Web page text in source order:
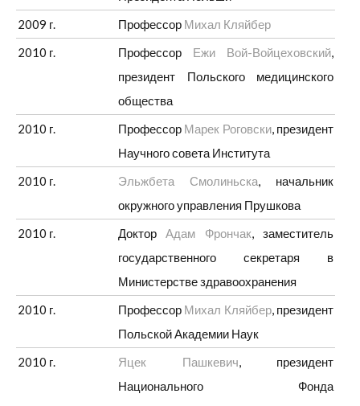
2009 г.
Профессор Михал Кляйбер
2010 г.
Профессор Ежи Вой-Войцеховский,
президент Польского медицинского
общества
2010 г.
Профессор Марек Роговски, президент
Научного совета Института
2010 г.
Эльжбета Смолиньска, начальник
окружного управления Прушкова
2010 г.
ДокторАдам Фрончак, заместитель
государственного секретаря в
Министерстве здравоохранения
2010 г.
Профессор Михал Кляйбер, президент
Польской Академии Наук
2010 г.
Яцек Пашкевич, президент
Национального Фонда